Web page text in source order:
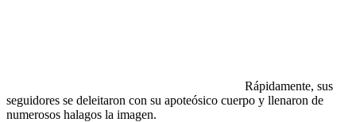
Rápidamente, sus
seguidores se deleitaron con su apoteósico cuerpo y llenaron de
numerosos halagos la imagen.